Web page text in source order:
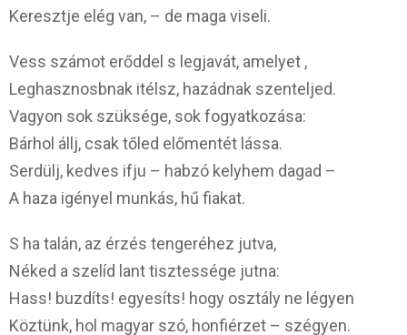
Keresztje elég van, – de maga viseli.
Vess számot erőddel s legjavát, amelyet ,
Leghasznosbnak itélsz, hazádnak szenteljed.
Vagyon sok szüksége, sok fogyatkozása:
Bárhol állj, csak tőled előmentét lássa.
Serdülj, kedves ifju – habzó kelyhem dagad –
A haza igényel munkás, hű fiakat.
S ha talán, az érzés tengeréhez jutva,
Néked a szelíd lant tisztessége jutna:
Hass! buzdíts! egyesíts! hogy osztály ne légyen
Köztünk, hol magyar szó, honfiérzet – szégyen.